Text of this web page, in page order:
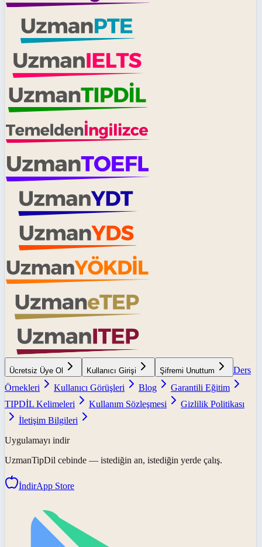
Ücretsiz Üye Ol Kullanıcı Girişi Şifremi Unuttum
Ders
Örnekleri
Kullanıcı Görüşleri Blog
Garantili Eğitim
TIPDİL Kelimeleri
Kullanım Sözleşmesi
Gizlilik Politikası
İletişim Bilgileri
Uygulamayı indir
UzmanTipDil cebinde — istediğin an, istediğin yerde çalış.
İndirApp Store